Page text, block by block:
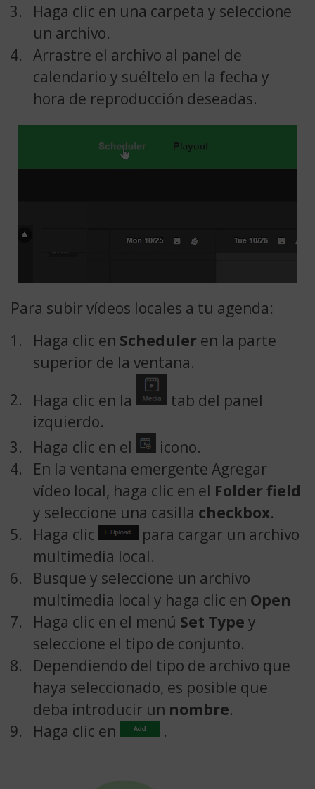
Haga clic en una carpeta y seleccione
un archivo.
Arrastre el archivo al panel de
calendario y suéltelo en la fecha y
hora de reproducción deseadas.
Para subir vídeos locales a tu agenda:
Haga clic en Scheduler en la parte
superior de la ventana.
Haga clic en la
tab del panel
izquierdo.
Haga clic en el
icono.
En la ventana emergente Agregar
vídeo local, haga clic en el Folder field
y seleccione una casilla checkbox.
Haga clic
para cargar un archivo
multimedia local.
Busque y seleccione un archivo
multimedia local y haga clic en Open
Haga clic en el menú Set Type y
seleccione el tipo de conjunto.
Dependiendo del tipo de archivo que
haya seleccionado, es posible que
deba introducir un nombre.
Haga clic en
.